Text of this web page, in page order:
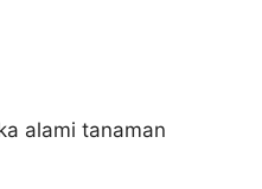
alami tanaman